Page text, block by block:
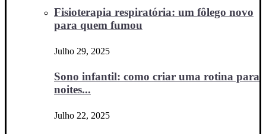
Fisioterapia respiratória: um fôlego novo
para quem fumou
Julho 29, 2025
Sono infantil: como criar uma rotina para
noites...
Julho 22, 2025